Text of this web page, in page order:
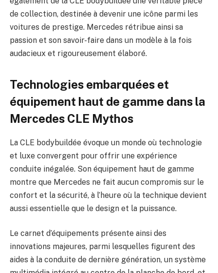
de collection, destinée à devenir une icône parmi les
voitures de prestige. Mercedes rétribue ainsi sa
passion et son savoir-faire dans un modèle à la fois
audacieux et rigoureusement élaboré.
Technologies embarquées et
équipement haut de gamme dans la
Mercedes CLE Mythos
La CLE bodybuildée évoque un monde où technologie
et luxe convergent pour offrir une expérience
conduite inégalée. Son équipement haut de gamme
montre que Mercedes ne fait aucun compromis sur le
confort et la sécurité, à l’heure où la technique devient
aussi essentielle que le design et la puissance.
Le carnet d’équipements présente ainsi des
innovations majeures, parmi lesquelles figurent des
aides à la conduite de dernière génération, un système